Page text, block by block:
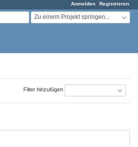
Anmelden Registrieren
Zu einem Projekt springen...
Filter hinzufügen